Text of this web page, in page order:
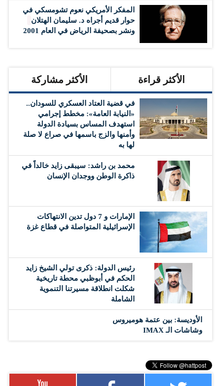
المفكر الأمريكي نعوم تشومسكي في
حوار قديم أجراه د. سليمان الهتلان
ونشر بصحيفة الرياض في العام 2001
الأكثر قراءة الأكثر مشاركة
في قضية العتاد العسكري للسودان..
«النيابة العامة»: مخطط إجرامي
استهدف المساس بسيادة الدولة
وأمنها والزج باسمها في صراع لا صلة
لها به
محمد بن راشد: سيبقى زايد خالداً في
ذاكرة الوطن ووجدان الإنسان
الإمارات و 7 دول تدين الانتهاكات
الإسرائيلية المتواصلة في قطاع غزة
رئيس الدولة: ذكرى تولي الشيخ زايد
الحكم في أبوظبي محطة تاريخية
شكلت انطلاقة مسيرتنا التنموية
الشاملة
الأوديسة: بين عتمة هوميروس
وشاشات الـ IMAX